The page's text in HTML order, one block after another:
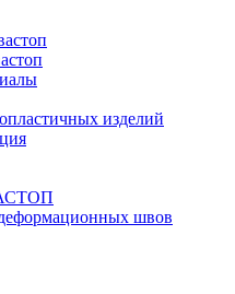
изделий
швов